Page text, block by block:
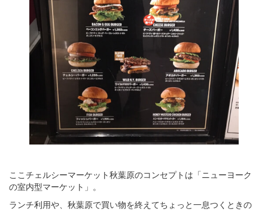
ここチェルシーマーケット秋葉原のコンセプトは「ニューヨーク
の室内型マーケット」。
ランチ利用や、秋葉原で買い物を終えてちょっと一息つくときの